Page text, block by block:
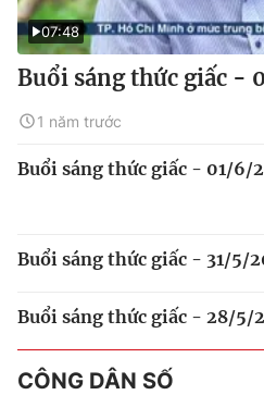
07:48
Buổi sáng thức giấc -
1 năm trước
Buổi sáng thức giấc - 01/6/
Buổi sáng thức giấc - 31/5/
Buổi sáng thức giấc - 28/5/
CÔNG DÂN SỐ